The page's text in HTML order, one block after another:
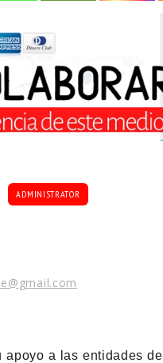
ADMINISTRATOR
apoyo a las entidades